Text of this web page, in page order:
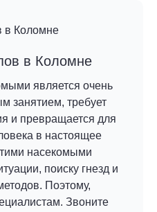
в Коломне
является очень
занятием, требует
и превращается для
в настоящее
насекомыми
поиску гнезд и
Поэтому,
Звоните